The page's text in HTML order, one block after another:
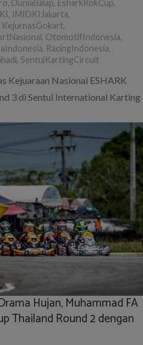
, DuniaBalap, EsharkRokCup,
, IMIDKIJakarta,
KejurnasGokart,
, OtomotifIndonesia,
, RacingIndonesia,
, SentulKartingCircuit
Kejuaraan Nasional ESHARK
3 di Sentul International Karting
Hujan, Muhammad FA
Thailand Round 2 dengan